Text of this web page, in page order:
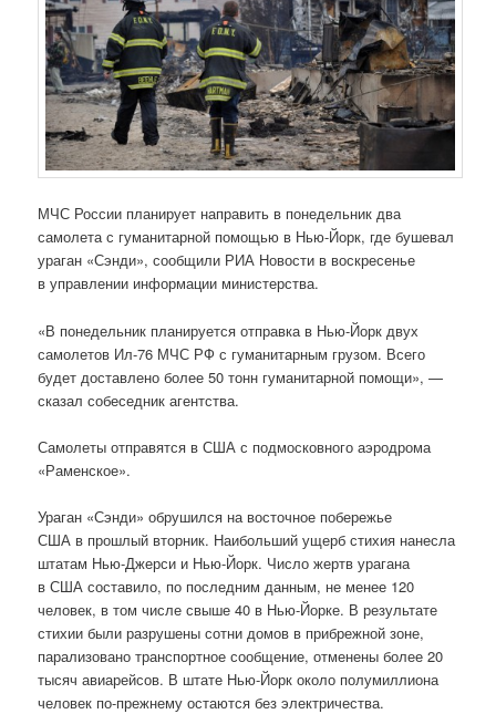
МЧС России планирует направить в понедельник два
самолета с гуманитарной помощью в Нью-Йорк, где бушевал
ураган «Сэнди», сообщили РИА Новости в воскресенье
в управлении информации министерства.
«В понедельник планируется отправка в Нью-Йорк двух
самолетов Ил-76 МЧС РФ с гуманитарным грузом. Всего
будет доставлено более 50 тонн гуманитарной помощи», —
сказал собеседник агентства.
Самолеты отправятся в США с подмосковного аэродрома
«Раменское».
Ураган «Сэнди» обрушился на восточное побережье
США в прошлый вторник. Наибольший ущерб стихия нанесла
штатам Нью-Джерси и Нью-Йорк. Число жертв урагана
в США составило, по последним данным, не менее 120
человек, в том числе свыше 40 в Нью-Йорке. В результате
стихии были разрушены сотни домов в прибрежной зоне,
парализовано транспортное сообщение, отменены более 20
тысяч авиарейсов. В штате Нью-Йорк около полумиллиона
человек по-прежнему остаются без электричества.